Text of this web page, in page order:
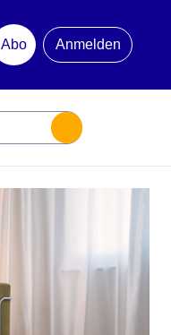
Abo
Anmelden